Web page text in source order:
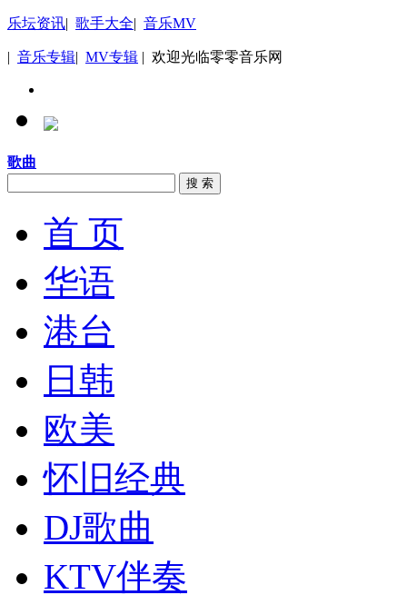
乐坛资讯| 歌手大全| 音乐MV
| 音乐专辑| MV专辑 | 欢迎光临零零音乐网
歌曲
搜 索
首 页
华语
港台
日韩
欧美
怀旧经典
DJ歌曲
KTV伴奏